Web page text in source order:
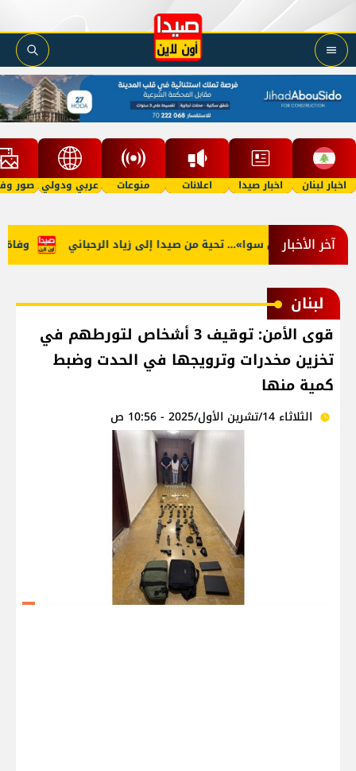
اخبار لبنان اخبار صيدا اعلانات منوعات عربي ودولي صور
آخر الأخبار وفاة ما منكون سوا»… تحية من صيدا إلى زياد الرحباني
لبنان
قوى الأمن: توقيف 3 أشخاص لتورطهم في
تخزين مخدرات وترويجها في الحدت وضبط
كمية منها
الثلاثاء 14/تشرين الأول/2025 - 10:56 ص